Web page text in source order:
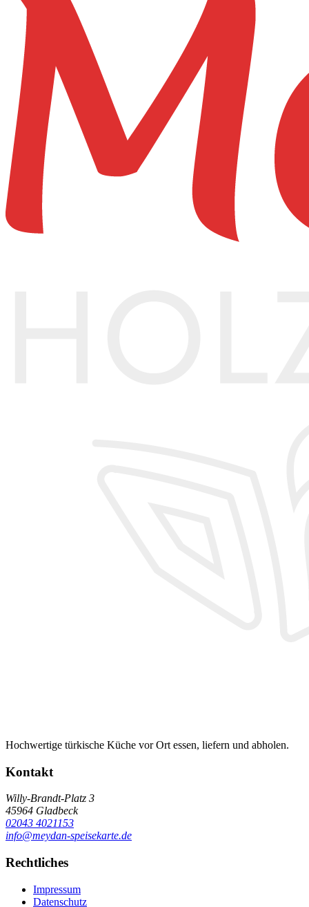
Hochwertige türkische Küche vor Ort essen, liefern und abholen.
Kontakt
Willy-Brandt-Platz 3
45964 Gladbeck
02043 4021153
info@meydan-speisekarte.de
Rechtliches
Impressum
Datenschutz